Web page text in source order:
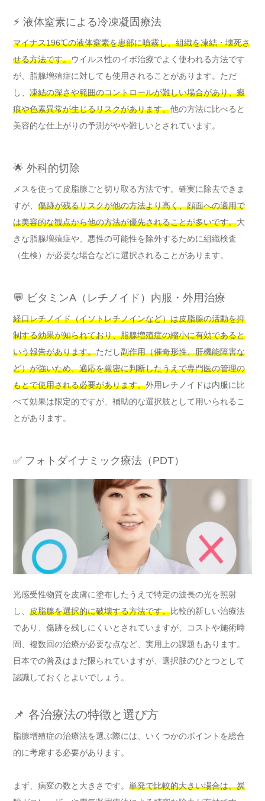
⚡ 液体窒素による冷凍凝固療法
マイナス196℃の液体窒素を患部に噴霧し、組織を凍結・壊死さ
せる方法です。ウイルス性のイボ治療でよく使われる方法です
が、脂腺増殖症に対しても使用されることがあります。ただ
し、 凍結の深さや範囲のコントロールが難しい場合があり、瘢
痕や色素異常が生じるリスクがあります。他の方法に比べると
美容的な仕上がりの予測がやや難しいとされています。
🌟 外科的切除
メスを使って皮脂腺ごと切り取る方法です。確実に除去できま
すが、 傷跡が残るリスクが他の方法より高く、顔面への適用で
は美容的な観点から他の方法が優先されることが多いです。大
きな脂腺増殖症や、悪性の可能性を除外するために組織検査
（生検）が必要な場合などに選択されることがあります。
💬 ビタミンA（レチノイド）内服・外用治療
経口レチノイド（イソトレチノインなど）は皮脂腺の活動を抑
制する効果が知られており、脂腺増殖症の縮小に有効であると
いう報告があります。ただし副作用（催奇形性、肝機能障害な
ど）が強いため、適応を厳密に判断したうえで専門医の管理の
もとで使用される必要があります。外用レチノイドは内服に比
べて効果は限定的ですが、補助的な選択肢として用いられるこ
とがあります。
✅ フォトダイナミック療法（PDT）
光感受性物質を皮膚に塗布したうえで特定の波長の光を照射
し、 皮脂腺を選択的に破壊する方法です。比較的新しい治療法
であり、傷跡を残しにくいとされていますが、コストや施術時
間、複数回の治療が必要な点など、実用上の課題もあります。
日本での普及はまだ限られていますが、選択肢のひとつとして
認識しておくとよいでしょう。
📌 各治療法の特徴と選び方
脂腺増殖症の治療法を選ぶ際には、いくつかのポイントを総合
的に考慮する必要があります。
まず、病変の数と大きさです。 単発で比較的大きい場合は、炭